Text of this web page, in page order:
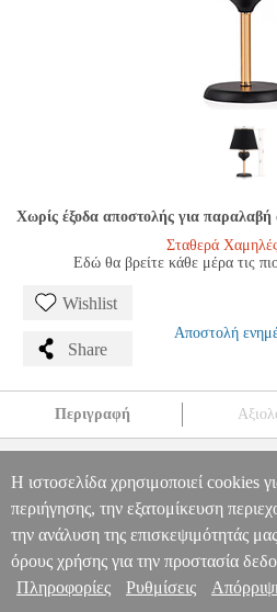
Χωρίς έξοδα αποστολής για
Σταθερά
Εδώ θα βρείτε κάθε μέρα τις
Wishlist
Share
Αποστολή
Περιγραφή
Φ20X50Y ΕΚ. PER.236243
ΑΦΟΙ ΑΓΓΕΛΟΠΟΥΛΟΙ
ΕΠΙΤΡΑΠΕΖΙΟ ΧΡΥΣΟ ΜΑΥΡΟ
0
Πληροφορίες & Υπηρεσίες >
Η ιστοσελίδα χρησιμοποιεί cookies
περιήγησης, την εξατομίκευση
την ανάλυση της επισκεψιμότητάς
όρους χρήσης για την προστασία
Πληροφορίες
Ρυθμίσεις